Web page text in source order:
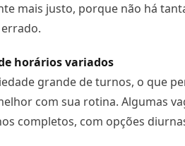
mais justo, porque não há
horários variados
grande de turnos, o que
com sua rotina. Algumas
completos, com opções